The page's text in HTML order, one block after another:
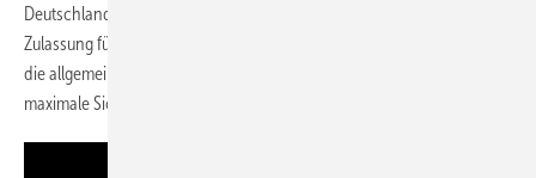
Deutschland als „nicht geregelte Bauprodukte“ gelten, ist eine DIBt-
Zulassung für tragende oder Überkopf-Anwendungen unerlässlich –
die allgemeine bauliche Zulassung (abZ) gilt hier als Maßstab für
maximale Sicherheit und Konformität.